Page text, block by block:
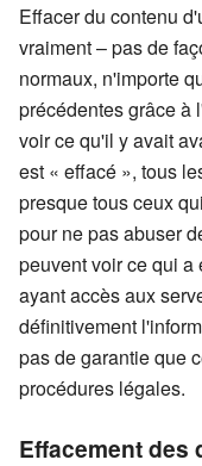
Effacer du contenu
vraiment – pas de
normaux, n'importe
précédentes grâce à
voir ce qu'il y avait
est « effacé », tous
presque tous ceux
pour ne pas abuser
peuvent voir ce qui
ayant accès aux
définitivement
pas de garantie que
procédures légales.
Effacement des